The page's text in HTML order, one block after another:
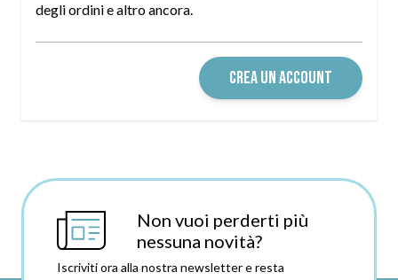
degli ordini e altro ancora.
CREA UN ACCOUNT
Non vuoi perderti più
nessuna novità?
Iscriviti ora alla nostra newsletter e resta